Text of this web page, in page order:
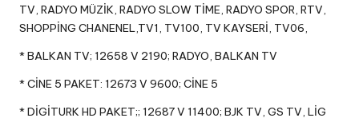
TV, RADYO MÜZİK, RADYO SLOW TİME, RADYO SPOR, RTV,
SHOPPİNG CHANENEL,TV1, TV100, TV KAYSERİ, TV06,
* BALKAN TV; 12658 V 2190; RADYO, BALKAN TV
* CİNE 5 PAKET: 12673 V 9600; CİNE 5
* DİGİTURK HD PAKET;; 12687 V 11400; BJK TV, GS TV, LİG